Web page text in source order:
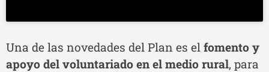
Una de las novedades del Plan es el fomento y
apoyo del voluntariado en el medio rural, para